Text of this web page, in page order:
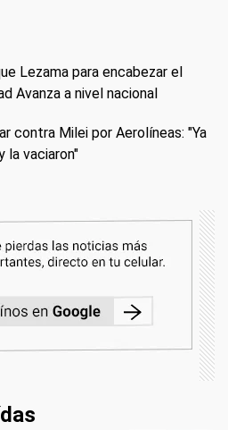
Lezama para encabezar el
Avanza a nivel nacional
contra Milei por Aerolíneas: "Ya
la vaciaron"